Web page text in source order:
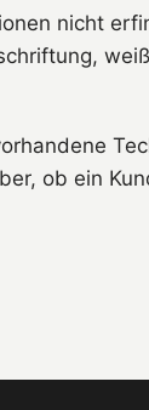
nicht
ob ein